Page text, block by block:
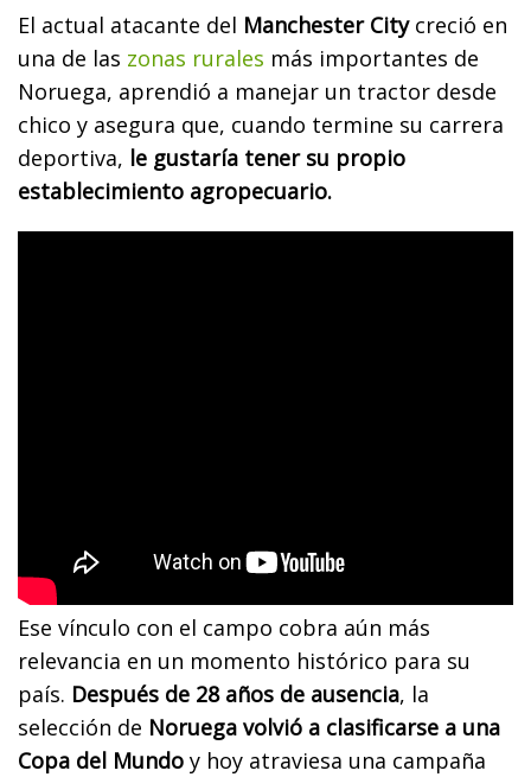
El actual atacante del Manchester Citycreció en
una de las zonas rurales más importantes de
Noruega, aprendió a manejar un tractor desde
chico y asegura que, cuando termine su carrera
deportiva, le gustaría tener su propio
establecimiento agropecuario.
Ese vínculo con el campo cobra aún más
relevancia en un momento histórico para su
país. Después de 28 años de ausencia, la
selección de Noruega volvió a clasificarse a una
Copa del Mundo y hoy atraviesa una campaña